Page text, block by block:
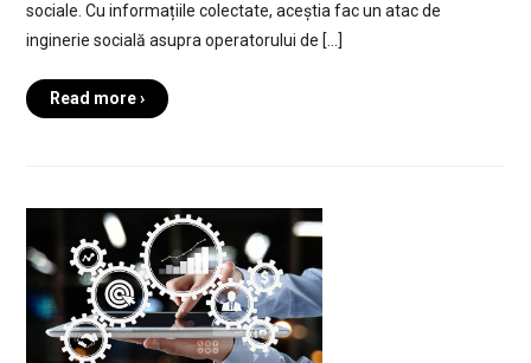
sociale. Cu informațiile colectate, aceștia fac un atac de
inginerie socială asupra operatorului de […]
Read more ›